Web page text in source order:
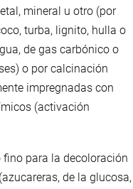
mineral u otro (por
turba, lignito, hulla o
de gas carbónico o
o por calcinación
impregnadas con
(activación
para la decoloración
de la glucosa,